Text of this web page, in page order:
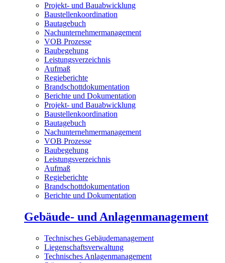
Projekt- und Bauabwicklung
Baustellenkoordination
Bautagebuch
Nachunternehmermanagement
VOB Prozesse
Baubegehung
Leistungsverzeichnis
Aufmaß
Regieberichte
Brandschottdokumentation
Berichte und Dokumentation
Projekt- und Bauabwicklung
Baustellenkoordination
Bautagebuch
Nachunternehmermanagement
VOB Prozesse
Baubegehung
Leistungsverzeichnis
Aufmaß
Regieberichte
Brandschottdokumentation
Berichte und Dokumentation
Gebäude- und Anlagenmanagement
Technisches Gebäudemanagement
Liegenschaftsverwaltung
Technisches Anlagenmanagement